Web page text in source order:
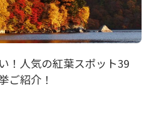
！人気の紅葉スポット39
紹介！